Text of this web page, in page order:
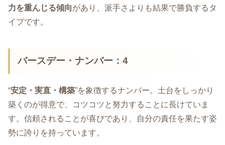
力を重んじる傾向があり、派手さよりも結果で勝負するタ
イプです。
バースデー・ナンバー：4
“安定・実直・構築”を象徴するナンバー。土台をしっかり
築くのが得意で、コツコツと努力することに長けていま
す。信頼されることが喜びであり、自分の責任を果たす姿
勢に誇りを持っています。